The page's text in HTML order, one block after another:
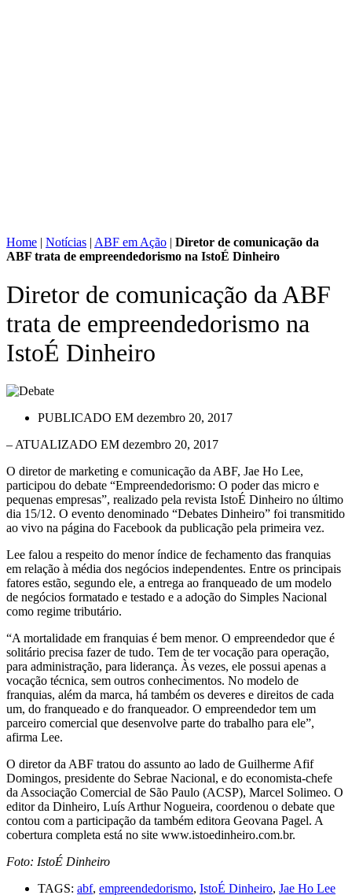
Home | Notícias | ABF em Ação | Diretor de comunicação da
ABF trata de empreendedorismo na IstoÉ Dinheiro
Diretor de comunicação da ABF
trata de empreendedorismo na
IstoÉ Dinheiro
PUBLICADO EM dezembro 20, 2017
– ATUALIZADO EM dezembro 20, 2017
O diretor de marketing e comunicação da ABF, Jae Ho Lee,
participou do debate “Empreendedorismo: O poder das micro e
pequenas empresas”, realizado pela revista IstoÉ Dinheiro no último
dia 15/12. O evento denominado “Debates Dinheiro” foi transmitido
ao vivo na página do Facebook da publicação pela primeira vez.
Lee falou a respeito do menor índice de fechamento das franquias
em relação à média dos negócios independentes. Entre os principais
fatores estão, segundo ele, a entrega ao franqueado de um modelo
de negócios formatado e testado e a adoção do Simples Nacional
como regime tributário.
“A mortalidade em franquias é bem menor. O empreendedor que é
solitário precisa fazer de tudo. Tem de ter vocação para operação,
para administração, para liderança. Às vezes, ele possui apenas a
vocação técnica, sem outros conhecimentos. No modelo de
franquias, além da marca, há também os deveres e direitos de cada
um, do franqueado e do franqueador. O empreendedor tem um
parceiro comercial que desenvolve parte do trabalho para ele”,
afirma Lee.
O diretor da ABF tratou do assunto ao lado de Guilherme Afif
Domingos, presidente do Sebrae Nacional, e do economista-chefe
da Associação Comercial de São Paulo (ACSP), Marcel Solimeo. O
editor da Dinheiro, Luís Arthur Nogueira, coordenou o debate que
contou com a participação da também editora Geovana Pagel. A
cobertura completa está no site www.istoedinheiro.com.br.
Foto: IstoÉ Dinheiro
TAGS: abf, empreendedorismo, IstoÉ Dinheiro, Jae Ho Lee